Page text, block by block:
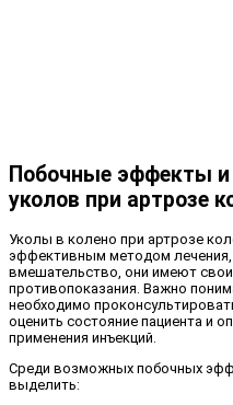
Побочные эффекты и
уколов при артрозе
Уколы в колено при артрозе
эффективным методом
вмешательство, они имеют
противопоказания. Важно
необходимо
оценить состояние пациента и
применения инъекций.
Среди возможных побочных
выделить: